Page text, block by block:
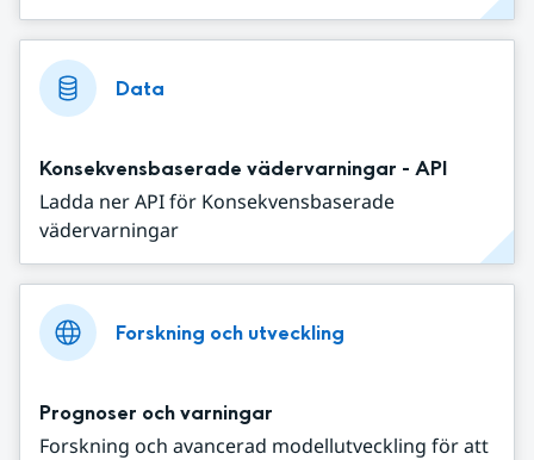
Data
Konsekvensbaserade vädervarningar - API
Ladda ner API för Konsekvensbaserade
vädervarningar
Forskning och utveckling
Prognoser och varningar
Forskning och avancerad modellutveckling för att